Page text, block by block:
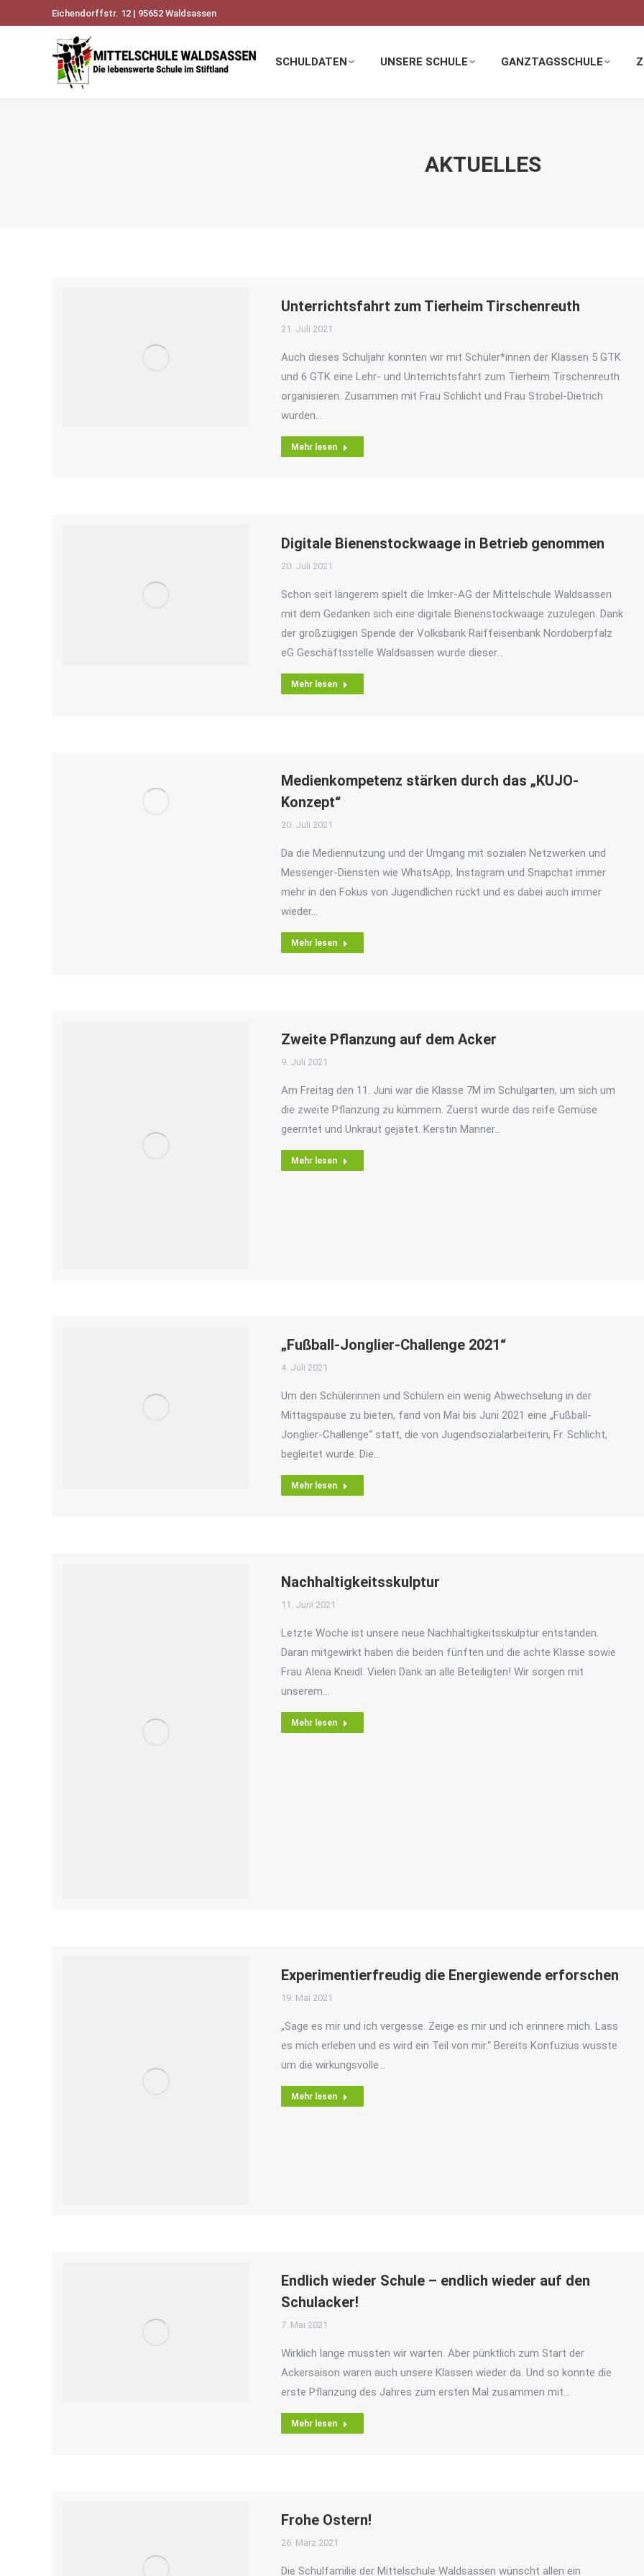
Eichendorffstr. 12 | 95652 Waldsassen
SCHULDATEN UNSERE SCHULE GANZTAGSSCHULE
AKTUELLES
Unterrichtsfahrt zum Tierheim Tirschenreuth
21. Juli 2021
Auch dieses Schuljahr konnten wir mit Schüler*innen der Klassen 5 GTK
und 6 GTK eine Lehr- und Unterrichtsfahrt zum Tierheim Tirschenreuth
organisieren. Zusammen mit Frau Schlicht und Frau Strobel-Dietrich
wurden…
Mehr lesen
Digitale Bienenstockwaage in Betrieb genommen
20. Juli 2021
Schon seit längerem spielt die Imker-AG der Mittelschule Waldsassen
mit dem Gedanken sich eine digitale Bienenstockwaage zuzulegen. Dank
der großzügigen Spende der Volksbank Raiffeisenbank Nordoberpfalz
eG Geschäftsstelle Waldsassen wurde dieser…
Mehr lesen
Medienkompetenz stärken durch das „KUJO-
Konzept“
20. Juli 2021
Da die Mediennutzung und der Umgang mit sozialen Netzwerken und
Messenger-Diensten wie WhatsApp, Instagram und Snapchat immer
mehr in den Fokus von Jugendlichen rückt und es dabei auch immer
wieder…
Mehr lesen
Zweite Pflanzung auf dem Acker
9. Juli 2021
Am Freitag den 11. Juni war die Klasse 7M im Schulgarten, um sich um
die zweite Pflanzung zu kümmern. Zuerst wurde das reife Gemüse
geerntet und Unkraut gejätet. Kerstin Manner…
Mehr lesen
„Fußball-Jonglier-Challenge 2021“
4. Juli 2021
Um den Schülerinnen und Schülern ein wenig Abwechselung in der
Mittagspause zu bieten, fand von Mai bis Juni 2021 eine „Fußball-
Jonglier-Challenge“ statt, die von Jugendsozialarbeiterin, Fr. Schlicht,
begleitet wurde. Die…
Mehr lesen
Nachhaltigkeitsskulptur
11. Juni 2021
Letzte Woche ist unsere neue Nachhaltigkeitsskulptur entstanden.
Daran mitgewirkt haben die beiden fünften und die achte Klasse sowie
Frau Alena Kneidl. Vielen Dank an alle Beteiligten! Wir sorgen mit
unserem…
Mehr lesen
Experimentierfreudig die Energiewende erforschen
19. Mai 2021
„Sage es mir und ich vergesse. Zeige es mir und ich erinnere mich. Lass
es mich erleben und es wird ein Teil von mir.“ Bereits Konfuzius wusste
um die wirkungsvolle…
Mehr lesen
Endlich wieder Schule – endlich wieder auf den
Schulacker!
7. Mai 2021
Wirklich lange mussten wir warten. Aber pünktlich zum Start der
Ackersaison waren auch unsere Klassen wieder da. Und so konnte die
erste Pflanzung des Jahres zum ersten Mal zusammen mit…
Mehr lesen
Frohe Ostern!
26. März 2021
Die Schulfamilie der Mittelschule Waldsassen wünscht allen ein